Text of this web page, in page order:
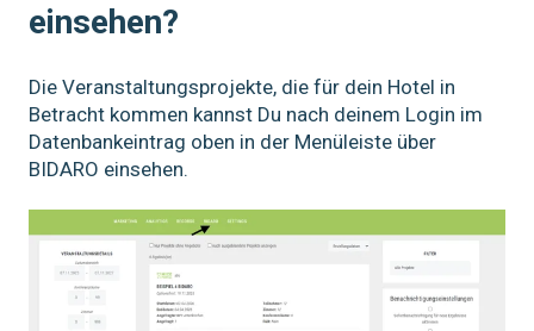
einsehen?
Die Veranstaltungsprojekte, die für dein Hotel in
Betracht kommen kannst Du nach deinem Login im
Datenbankeintrag oben in der Menüleiste über
BIDARO einsehen.